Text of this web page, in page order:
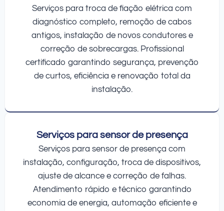
Serviços para troca de fiação elétrica com
diagnóstico completo, remoção de cabos
antigos, instalação de novos condutores e
correção de sobrecargas. Profissional
certificado garantindo segurança, prevenção
de curtos, eficiência e renovação total da
instalação.
Serviços para sensor de presença
Serviços para sensor de presença com
instalação, configuração, troca de dispositivos,
ajuste de alcance e correção de falhas.
Atendimento rápido e técnico garantindo
economia de energia, automação eficiente e